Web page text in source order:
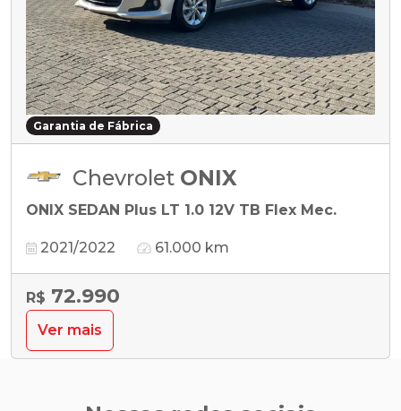
Garantia de Fábrica
Chevrolet ONIX
ONIX SEDAN Plus LT 1.0 12V TB Flex Mec.
2021/2022 61.000 km
R$ 72.990
Ver mais